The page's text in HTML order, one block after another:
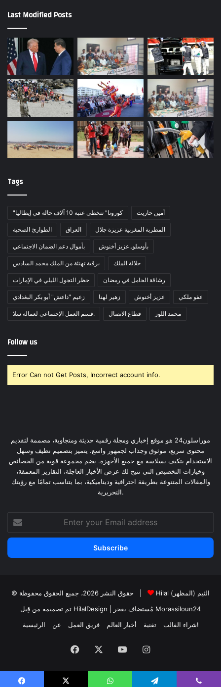
Last Modified Posts
Tags
"كورونا" تتخطى عتبة 10 آلاف حالة في إيطاليا أمين حاريت
الطوارئ الصحية العراق المطربة المغربية عزيزة جلال
بأموال دعم الضمان الاجتماعي بأوسلو..عزيز أخنوش
برقية تهنئة من الملك محمد السادس جلالة الملك
حظر التجول الليلي في الإمارات رشاقة الحامل في رمضان
زعيم "داعش" أبو بكر البغدادي زهير لهنا عزيز أخنوش عفو ملكي
قسم العمل الإجتماعي لعمالة سلا. قطاع الاتصال محمد اللوز
Follow us
Error Can not Get Posts, Incorrect account info.
موراسلون24 هو موقع إخباري ومجلة رقمية حديثة ومتجاوبة، مصممة لتقديم
محتوى سريع، موثوق وجذاب لجمهور واسع. يتميز بتصميم نظيف وسهل
الاستخدام يتكيف بسلاسة مع جميع الأجهزة. يضم مجموعة قوية من الخصائص
وخيارات التخصيص التي تتيح لك عرض الأخبار العاجلة، التقارير المعمقة،
والمقالات المتنوعة بطريقة احترافية وديناميكية، بما يتناسب تمامًا مع رؤيتك
التحريرية.
your
Email
Hilal الثيم (المظهر)
تم تصميمه من قِبل HilalDesign
Morassiloun24
الرئيسية
عن فريق العمل أخبار العالم تقنية شراء القالب!
Facebook YouTubeInstagram